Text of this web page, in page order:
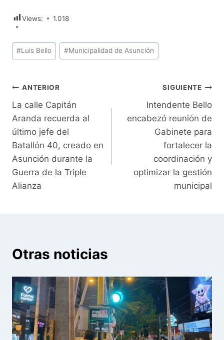
Views: 1.018
Etiquetas
de
entrada:
#Luis Bello #Municipalidad de Asunción
Navegación
de
entradas
ANTERIOR
La calle Capitán
Aranda recuerda al
último jefe del
Batallón 40, creado en
Asunción durante la
Guerra de la Triple
Alianza
SIGUIENTE
Intendente Bello
encabezó reunión de
Gabinete para
fortalecer la
coordinación y
optimizar la gestión
municipal
Otras noticias